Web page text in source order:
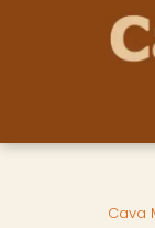
Cava